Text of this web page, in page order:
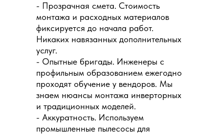
- Прозрачная смета. Стоимость
монтажа и расходных материалов
фиксируется до начала работ.
Никаких навязанных дополнительных
услуг.
- Опытные бригады. Инженеры с
профильным образованием ежегодно
проходят обучение у вендоров. Мы
знаем нюансы монтажа инверторных
и традиционных моделей.
- Аккуратность. Используем
промышленные пылесосы для